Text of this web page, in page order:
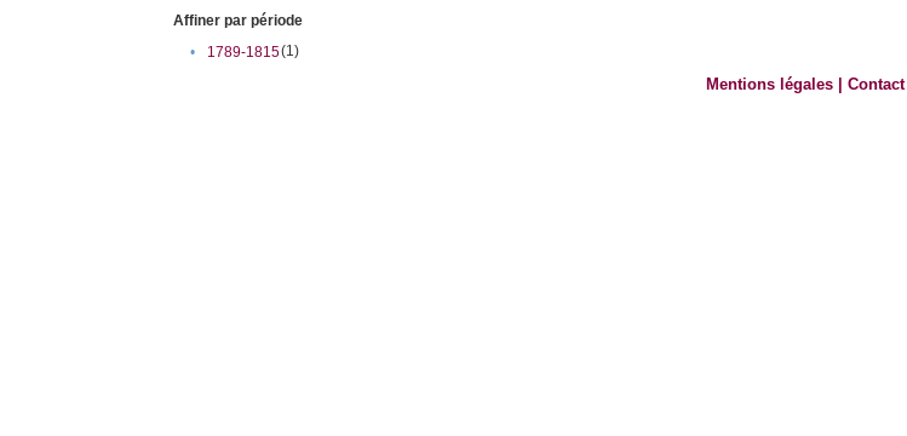
Affiner par période
•
1789-1815(1)
Mentions légales |Contact